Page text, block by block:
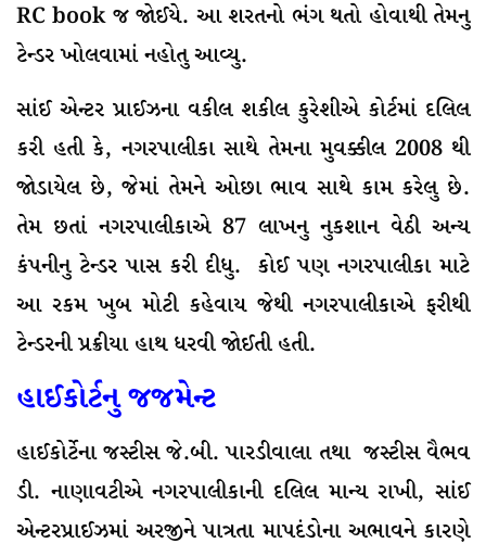
RC book જ જોઈયે. આ શરતનો ભંગ થતો હોવાથી તેમનુ
ટેન્ડર ખોલવામાં નહોતુ આવ્યુ.
સાંઈ એન્ટર પ્રાઈઝના વકીલ શકીલ કુરેશીએ કોર્ટમાં દલિલ
કરી હતી કે, નગરપાલીકા સાથે તેમના મુવક્કીલ 2008 થી
જોડાયેલ છે, જેમાં તેમને ઓછા ભાવ સાથે કામ કરેલુ છે.
તેમ છતાં નગરપાલીકાએ 87 લાખનુ નુકશાન વેઠી અન્ય
કંપનીનુ ટેન્ડર પાસ કરી દીધુ. કોઈ પણ નગરપાલીકા માટે
આ રકમ ખુબ મોટી કહેવાય જેથી નગરપાલીકાએ ફરીથી
ટેન્ડરની પ્રક્રીયા હાથ ધરવી જોઈતી હતી.
હાઈકોર્ટનુ જજમેન્ટ
હાઈકોર્ટેના જસ્ટીસ જે.બી. પારડીવાલા તથા જસ્ટીસ વૈભવ
ડી. નાણાવટીએ નગરપાલીકાની દલિલ માન્ય રાખી, સાંઈ
એન્ટરપ્રાઈઝમાં અરજીને પાત્રતા માપદંડોના અભાવને કારણે